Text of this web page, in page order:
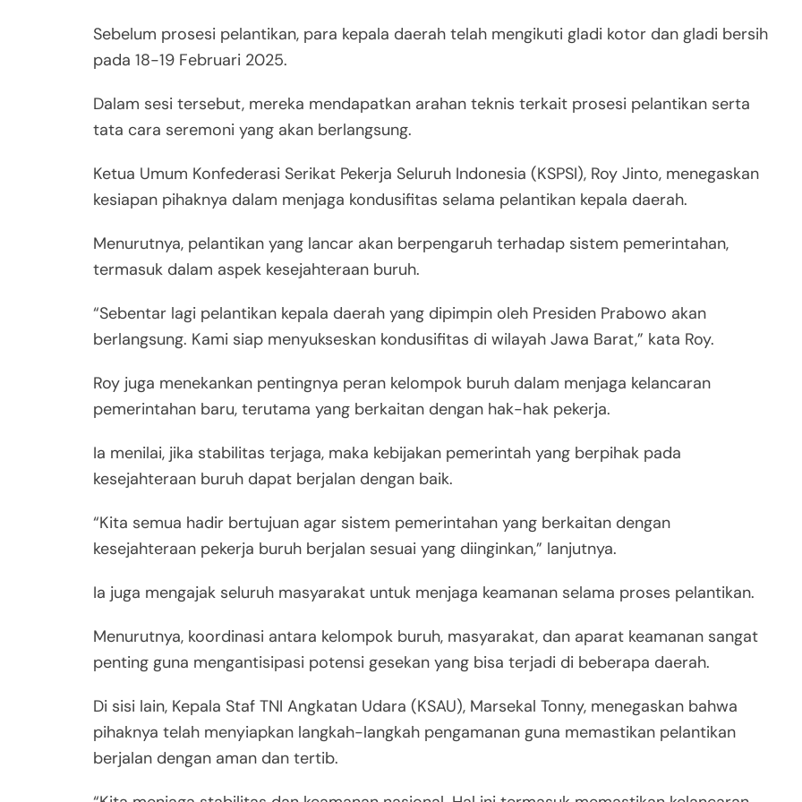
Sebelum prosesi pelantikan, para kepala daerah telah mengikuti gladi kotor dan gladi bersih
pada 18-19 Februari 2025.
Dalam sesi tersebut, mereka mendapatkan arahan teknis terkait prosesi pelantikan serta
tata cara seremoni yang akan berlangsung.
Ketua Umum Konfederasi Serikat Pekerja Seluruh Indonesia (KSPSI), Roy Jinto, menegaskan
kesiapan pihaknya dalam menjaga kondusifitas selama pelantikan kepala daerah.
Menurutnya, pelantikan yang lancar akan berpengaruh terhadap sistem pemerintahan,
termasuk dalam aspek kesejahteraan buruh.
“Sebentar lagi pelantikan kepala daerah yang dipimpin oleh Presiden Prabowo akan
berlangsung. Kami siap menyukseskan kondusifitas di wilayah Jawa Barat,” kata Roy.
Roy juga menekankan pentingnya peran kelompok buruh dalam menjaga kelancaran
pemerintahan baru, terutama yang berkaitan dengan hak-hak pekerja.
Ia menilai, jika stabilitas terjaga, maka kebijakan pemerintah yang berpihak pada
kesejahteraan buruh dapat berjalan dengan baik.
“Kita semua hadir bertujuan agar sistem pemerintahan yang berkaitan dengan
kesejahteraan pekerja buruh berjalan sesuai yang diinginkan,” lanjutnya.
Ia juga mengajak seluruh masyarakat untuk menjaga keamanan selama proses pelantikan.
Menurutnya, koordinasi antara kelompok buruh, masyarakat, dan aparat keamanan sangat
penting guna mengantisipasi potensi gesekan yang bisa terjadi di beberapa daerah.
Di sisi lain, Kepala Staf TNI Angkatan Udara (KSAU), Marsekal Tonny, menegaskan bahwa
pihaknya telah menyiapkan langkah-langkah pengamanan guna memastikan pelantikan
berjalan dengan aman dan tertib.